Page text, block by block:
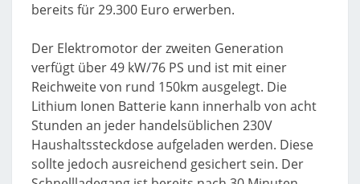
bereits für 29.300 Euro erwerben.
Der Elektromotor der zweiten Generation
verfügt über 49 kW/76 PS und ist mit einer
Reichweite von rund 150km ausgelegt. Die
Lithium Ionen Batterie kann innerhalb von acht
Stunden an jeder handelsüblichen 230V
Haushaltssteckdose aufgeladen werden. Diese
sollte jedoch ausreichend gesichert sein. Der